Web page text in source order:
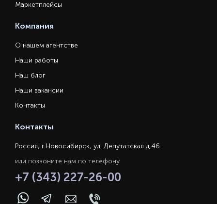
Маркетплейсы
Компания
О нашем агентстве
Наши работы
Наш блог
Наши вакансии
Контакты
Контакты
Россия, г.Новосибирск, ул. Депутатская д.46
или позвоните нам по телефону
+7 (343) 227-26-00